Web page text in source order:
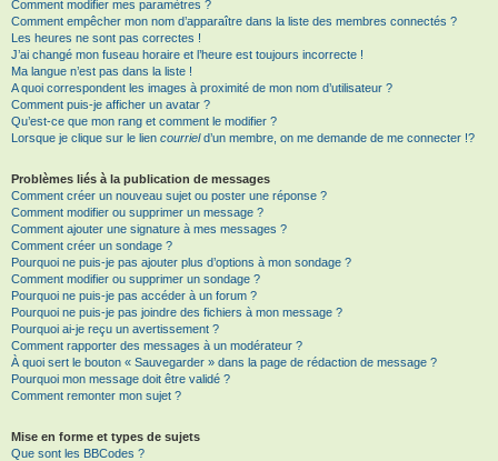
Comment modifier mes paramètres ?
Comment empêcher mon nom d’apparaître dans la liste des membres connectés ?
Les heures ne sont pas correctes !
J’ai changé mon fuseau horaire et l’heure est toujours incorrecte !
Ma langue n’est pas dans la liste !
A quoi correspondent les images à proximité de mon nom d’utilisateur ?
Comment puis-je afficher un avatar ?
Qu’est-ce que mon rang et comment le modifier ?
Lorsque je clique sur le lien courrield’un membre, on me demande de me connecter !?
Problèmes liés à la publication de messages
Comment créer un nouveau sujet ou poster une réponse ?
Comment modifier ou supprimer un message ?
Comment ajouter une signature à mes messages ?
Comment créer un sondage ?
Pourquoi ne puis-je pas ajouter plus d’options à mon sondage ?
Comment modifier ou supprimer un sondage ?
Pourquoi ne puis-je pas accéder à un forum ?
Pourquoi ne puis-je pas joindre des fichiers à mon message ?
Pourquoi ai-je reçu un avertissement ?
Comment rapporter des messages à un modérateur ?
À quoi sert le bouton « Sauvegarder » dans la page de rédaction de message ?
Pourquoi mon message doit être validé ?
Comment remonter mon sujet ?
Mise en forme et types de sujets
Que sont les BBCodes ?